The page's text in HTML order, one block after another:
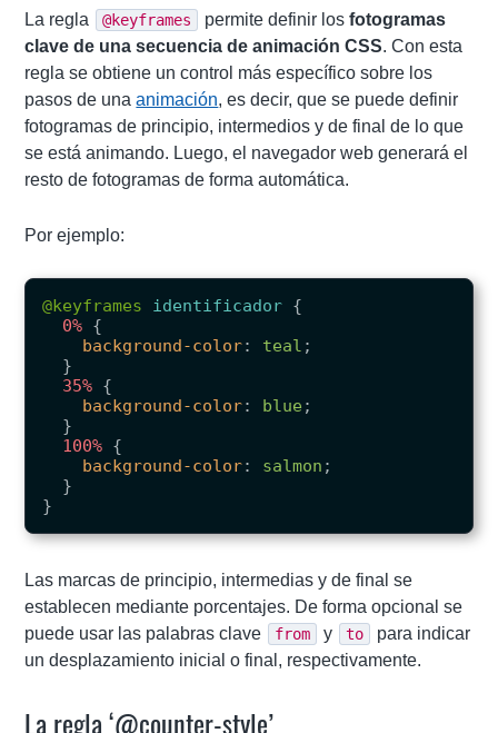
La regla @keyframes permite definir losfotogramas
clave de una secuencia de animación CSS. Con esta
regla se obtiene un control más específico sobre los
pasos de unaanimación, es decir, que se puede definir
fotogramas de principio, intermedios y de final de lo que
se está animando. Luego, el navegador web generará el
resto de fotogramas de forma automática.
Por ejemplo:
@keyframes identificador {
0% {
background-color: teal ;
}
35% {
background-color: blue ;
}
100% {
background-color: salmon ;
}
}
Las marcas de principio, intermedias y de final se
establecen mediante porcentajes. De forma opcional se
puede usar las palabras clave
from y to
para indicar
un desplazamiento inicial o final, respectivamente.
La regla ‘@counter-style’